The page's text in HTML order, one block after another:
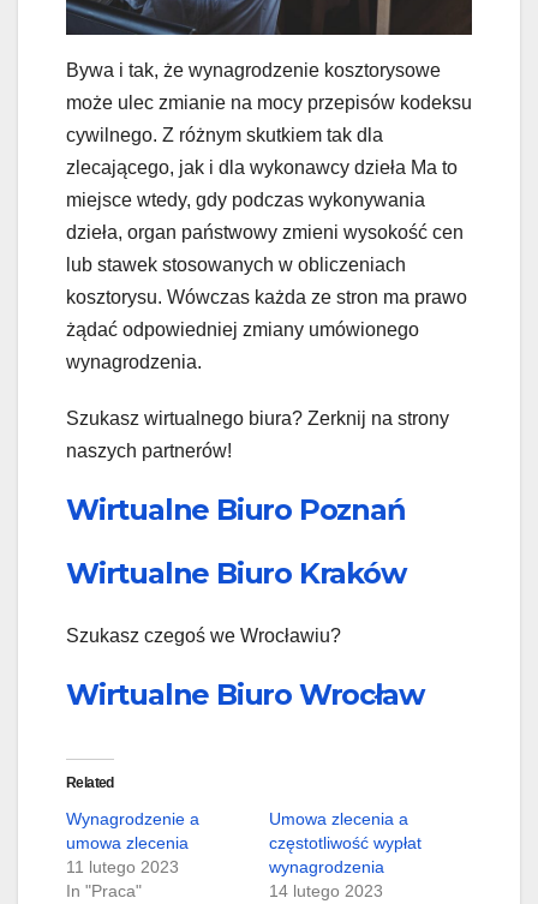
Bywa i tak, że wynagrodzenie kosztorysowe
może ulec zmianie na mocy przepisów kodeksu
cywilnego. Z różnym skutkiem tak dla
zlecającego, jak i dla wykonawcy dzieła Ma to
miejsce wtedy, gdy podczas wykonywania
dzieła, organ państwowy zmieni wysokość cen
lub stawek stosowanych w obliczeniach
kosztorysu. Wówczas każda ze stron ma prawo
żądać odpowiedniej zmiany umówionego
wynagrodzenia.
Szukasz wirtualnego biura? Zerknij na strony
naszych partnerów!
Wirtualne Biuro Poznań
Wirtualne Biuro Kraków
Szukasz czegoś we Wrocławiu?
Wirtualne Biuro Wrocław
Related
Wynagrodzenie a
umowa zlecenia
11 lutego 2023
In "Praca"
Umowa zlecenia a
częstotliwość wypłat
wynagrodzenia
14 lutego 2023